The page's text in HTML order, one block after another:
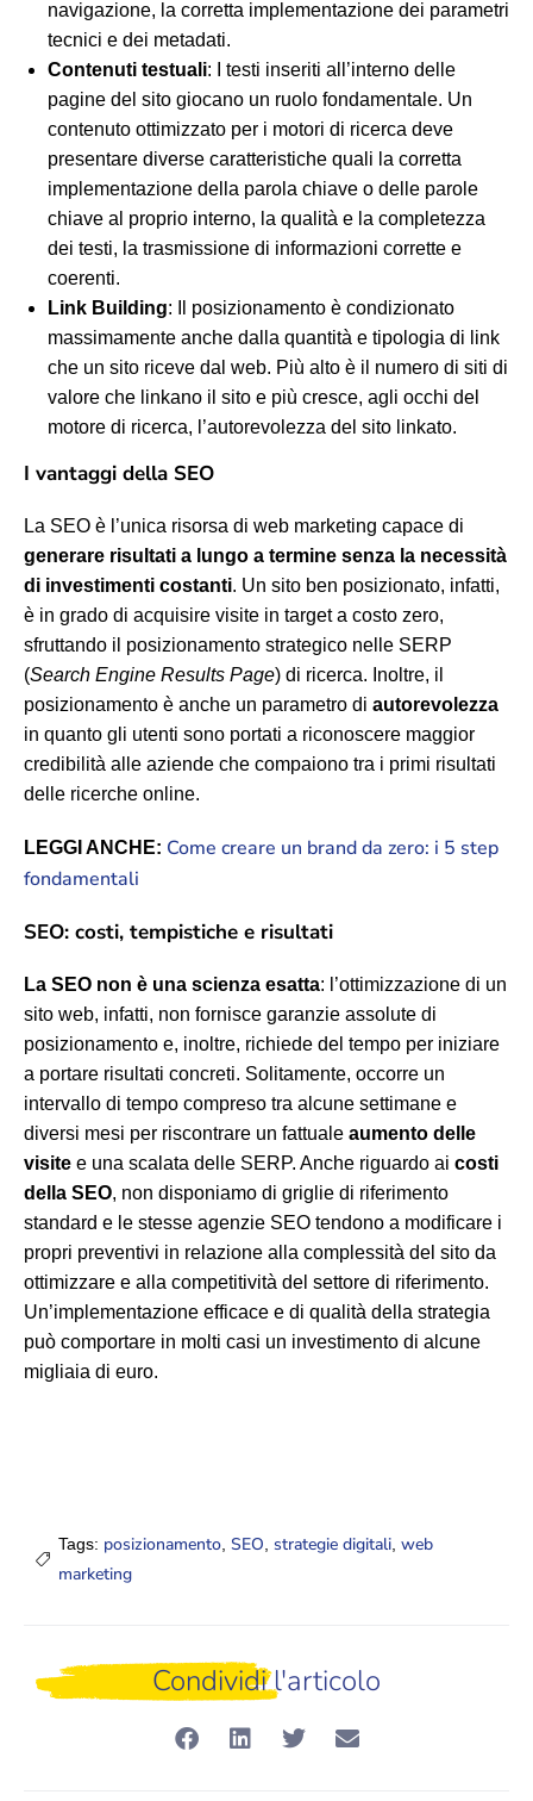
navigazione, la corretta implementazione dei parametri
tecnici e dei metadati.
Contenuti testuali: I testi inseriti all’interno delle
pagine del sito giocano un ruolo fondamentale. Un
contenuto ottimizzato per i motori di ricerca deve
presentare diverse caratteristiche quali la corretta
implementazione della parola chiave o delle parole
chiave al proprio interno, la qualità e la completezza
dei testi, la trasmissione di informazioni corrette e
coerenti.
Link Building: Il posizionamento è condizionato
massimamente anche dalla quantità e tipologia di link
che un sito riceve dal web. Più alto è il numero di siti di
valore che linkano il sito e più cresce, agli occhi del
motore di ricerca, l’autorevolezza del sito linkato.
I vantaggi della SEO
La SEO è l’unica risorsa di web marketing capace di
generare risultati a lungo a termine senza la necessità
di investimenti costanti. Un sito ben posizionato, infatti,
è in grado di acquisire visite in target a costo zero,
sfruttando il posizionamento strategico nelle SERP
(Search Engine Results Page) di ricerca. Inoltre, il
posizionamento è anche un parametro di autorevolezza
in quanto gli utenti sono portati a riconoscere maggior
credibilità alle aziende che compaiono tra i primi risultati
delle ricerche online.
LEGGI ANCHE: Come creare un brand da zero: i 5 step
fondamentali
SEO: costi, tempistiche e risultati
La SEO non è una scienza esatta: l’ottimizzazione di un
sito web, infatti, non fornisce garanzie assolute di
posizionamento e, inoltre, richiede del tempo per iniziare
a portare risultati concreti. Solitamente, occorre un
intervallo di tempo compreso tra alcune settimane e
diversi mesi per riscontrare un fattuale aumento delle
visite e una scalata delle SERP. Anche riguardo ai costi
della SEO, non disponiamo di griglie di riferimento
standard e le stesse agenzie SEO tendono a modificare i
propri preventivi in relazione alla complessità del sito da
ottimizzare e alla competitività del settore di riferimento.
Un’implementazione efficace e di qualità della strategia
può comportare in molti casi un investimento di alcune
migliaia di euro.
Tags: posizionamento SEO strategie digitali web
marketing
Condividi l'articolo